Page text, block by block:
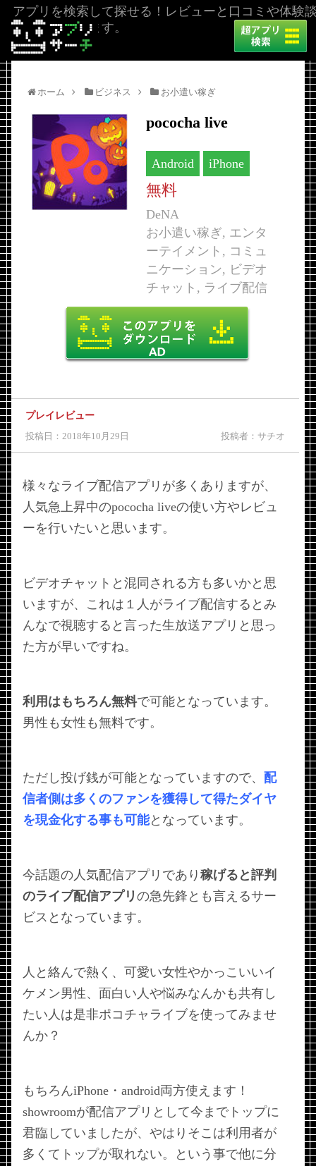
アプリを検索して探せる！レビューと口コミや体験
を掲載しています。
ホーム ビジネス お小遣い稼ぎ
pococha live
Android iPhone
無料
DeNA
お小遣い稼ぎ, エンタ
ーテイメント, コミュ
ニケーション, ビデオ
チャット, ライブ配信
プレイレビュー
投稿日：2018年10月29日 投稿者：サチオ
様々なライブ配信アプリが多くありますが、
人気急上昇中のpococha liveの使い方やレビュ
ーを行いたいと思います。
ビデオチャットと混同される方も多いかと思
いますが、これは１人がライブ配信するとみ
んなで視聴すると言った生放送アプリと思っ
た方が早いですね。
利用はもちろん無料で可能となっています。
男性も女性も無料です。
ただし投げ銭が可能となっていますので、 配
信者側は多くのファンを獲得して得たダイヤ
を現金化する事も可能となっています。
今話題の人気配信アプリであり 稼げると評判
のライブ配信アプリ の急先鋒とも言えるサー
ビスとなっています。
人と絡んで熱く、可愛い女性やかっこいいイ
ケメン男性、面白い人や悩みなんかも共有し
たい人は是非ポコチャライブを使ってみませ
んか？
もちろんiPhone・android両方使えます！
showroomが配信アプリとして今までトップに
君臨していましたが、やはりそこは利用者が
多くてトップが取れない。という事で他に分